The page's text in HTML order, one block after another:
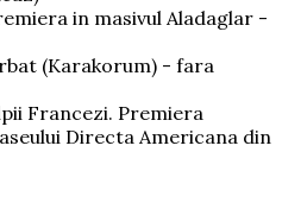
in masivul Aladaglar -
(Karakorum) - fara
Francezi. Premiera
Directa Americana din